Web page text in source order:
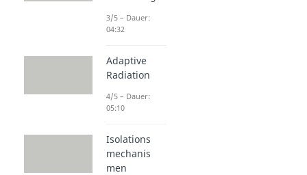
3/5 – Dauer:
04:32
Adaptive
Radiation
4/5 – Dauer:
05:10
Isolations
mechanis
men